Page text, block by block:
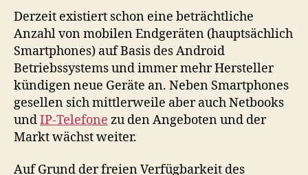
Derzeit existiert schon eine beträchtliche
Anzahl von mobilen Endgeräten (hauptsächlich
Smartphones) auf Basis des Android
Betriebssystems und immer mehr Hersteller
kündigen neue Geräte an. Neben Smartphones
gesellen sich mittlerweile aber auch Netbooks
undIP-Telefone zu den Angeboten und der
Markt wächst weiter.
Auf Grund der freien Verfügbarkeit des